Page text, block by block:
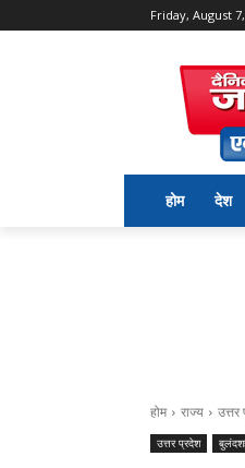
Friday, August
होम देश
होम राज्य
उत्तर प्रदेश